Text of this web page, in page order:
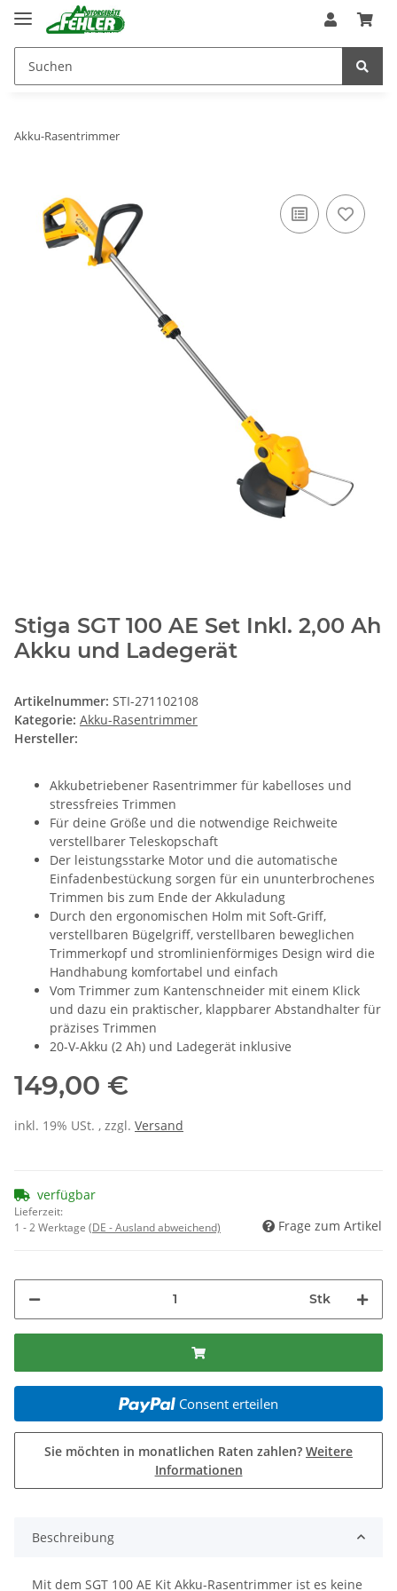
Akku-Rasentrimmer
Stiga SGT 100 AE Set Inkl. 2,00 Ah
Akku und Ladegerät
Artikelnummer: STI-271102108
Kategorie: Akku-Rasentrimmer
Hersteller:
Akkubetriebener Rasentrimmer für kabelloses und
stressfreies Trimmen
Für deine Größe und die notwendige Reichweite
verstellbarer Teleskopschaft
Der leistungsstarke Motor und die automatische
Einfadenbestückung sorgen für ein ununterbrochenes
Trimmen bis zum Ende der Akkuladung
Durch den ergonomischen Holm mit Soft-Griff,
verstellbaren Bügelgriff, verstellbaren beweglichen
Trimmerkopf und stromlinienförmiges Design wird die
Handhabung komfortabel und einfach
Vom Trimmer zum Kantenschneider mit einem Klick
und dazu ein praktischer, klappbarer Abstandhalter für
präzises Trimmen
20-V-Akku (2 Ah) und Ladegerät inklusive
149,00 €
inkl. 19% USt. , zzgl. Versand
verfügbar
Lieferzeit:
1 - 2 Werktage (DE - Ausland abweichend) Frage zum Artikel
Stk
Consent erteilen
Sie möchten in monatlichen Raten zahlen? Weitere
Informationen
Beschreibung
Mit dem SGT 100 AE Kit Akku-Rasentrimmer ist es keine